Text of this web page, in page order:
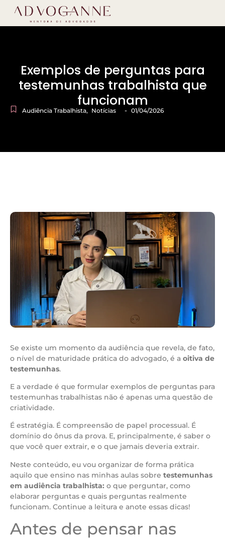
Exemplos de perguntas para
testemunhas trabalhista que
funcionam
Audiência Trabalhista, Notícias - 01/04/2026
Se existe um momento da audiência que revela, de fato,
o nível de maturidade prática do advogado, é a oitiva de
testemunhas.
E a verdade é que formular exemplos de perguntas para
testemunhas trabalhistas não é apenas uma questão de
criatividade.
É estratégia. É compreensão de papel processual. É
domínio do ônus da prova. E, principalmente, é saber o
que você quer extrair, e o que jamais deveria extrair.
Neste conteúdo, eu vou organizar de forma prática
aquilo que ensino nas minhas aulas sobre testemunhas
em audiência trabalhista: o que perguntar, como
elaborar perguntas e quais perguntas realmente
funcionam. Continue a leitura e anote essas dicas!
Antes de pensar nas